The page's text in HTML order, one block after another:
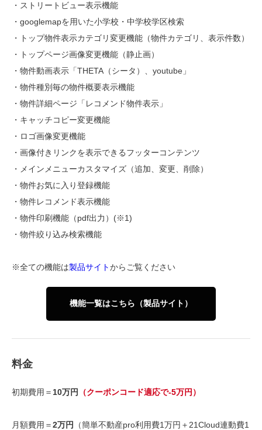
・ストリートビュー表示機能
・googlemapを用いた小学校・中学校学区検索
・トップ物件表示カテゴリ変更機能（物件カテゴリ、表示件数）
・トップページ画像変更機能（静止画）
・物件動画表示「THETA（シータ）、youtube」
・物件種別毎の物件概要表示機能
・物件詳細ページ「レコメンド物件表示」
・キャッチコピー変更機能
・ロゴ画像変更機能
・画像付きリンクを表示できるフッターコンテンツ
・メインメニューカスタマイズ（追加、変更、削除）
・物件お気に入り登録機能
・物件レコメンド表示機能
・物件印刷機能（pdf出力）(※1)
・物件絞り込み検索機能
※全ての機能は製品サイトからご覧ください
機能一覧はこちら（製品サイト）
料金
初期費用＝ 10万円 （クーポンコード適応で-5万円）
月額費用＝2万円
（簡単不動産pro利用費1万円＋21Cloud連動費1